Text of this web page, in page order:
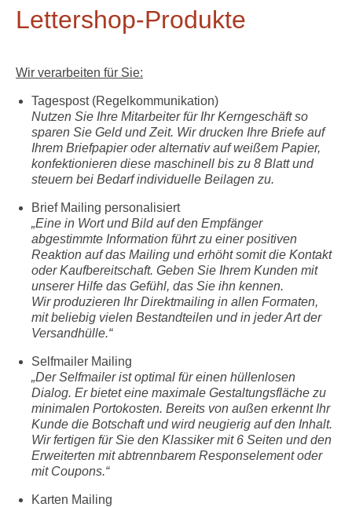
Lettershop-Produkte
Wir verarbeiten für Sie:
Tagespost (Regelkommunikation)
Nutzen Sie Ihre Mitarbeiter für Ihr Kerngeschäft so
sparen Sie Geld und Zeit. Wir drucken Ihre Briefe auf
Ihrem Briefpapier oder alternativ auf weißem Papier,
konfektionieren diese maschinell bis zu 8 Blatt und
steuern bei Bedarf individuelle Beilagen zu.
Brief Mailing personalisiert
„Eine in Wort und Bild auf den Empfänger
abgestimmte Information führt zu einer positiven
Reaktion auf das Mailing und erhöht somit die Kontakt
oder Kaufbereitschaft. Geben Sie Ihrem Kunden mit
unserer Hilfe das Gefühl, das Sie ihn kennen.
Wir produzieren Ihr Direktmailing in allen Formaten,
mit beliebig vielen Bestandteilen und in jeder Art der
Versandhülle.“
Selfmailer Mailing
„Der Selfmailer ist optimal für einen hüllenlosen
Dialog. Er bietet eine maximale Gestaltungsfläche zu
minimalen Portokosten. Bereits von außen erkennt Ihr
Kunde die Botschaft und wird neugierig auf den Inhalt.
Wir fertigen für Sie den Klassiker mit 6 Seiten und den
Erweiterten mit abtrennbarem Responselement oder
mit Coupons.“
Karten Mailing